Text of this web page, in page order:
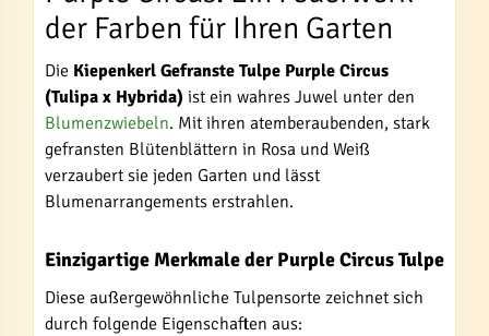
der Farben für Ihren Garten
Die Kiepenkerl Gefranste Tulpe Purple Circus
(Tulipa x Hybrida) ist ein wahres Juwel unter den
Blumenzwiebeln. Mit ihren atemberaubenden, stark
gefransten Blütenblättern in Rosa und Weiß
verzaubert sie jeden Garten und lässt
Blumenarrangements erstrahlen.
Einzigartige Merkmale der Purple Circus Tulpe
Diese außergewöhnliche Tulpensorte zeichnet sich
durch folgende Eigenschaften aus: